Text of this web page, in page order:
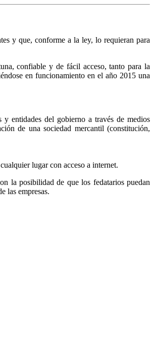
y que, conforme a la ley, lo requieran para
confiable y de fácil acceso, tanto para la
en funcionamiento en el año 2015 una
entidades del gobierno a través de medios
de una sociedad mercantil (constitución,
lugar con acceso a internet.
la posibilidad de que los fedatarios puedan
las empresas.